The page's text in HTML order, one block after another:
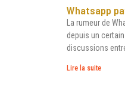
Whatsapp
La rumeur de
depuis un
discussions
Lire la suite